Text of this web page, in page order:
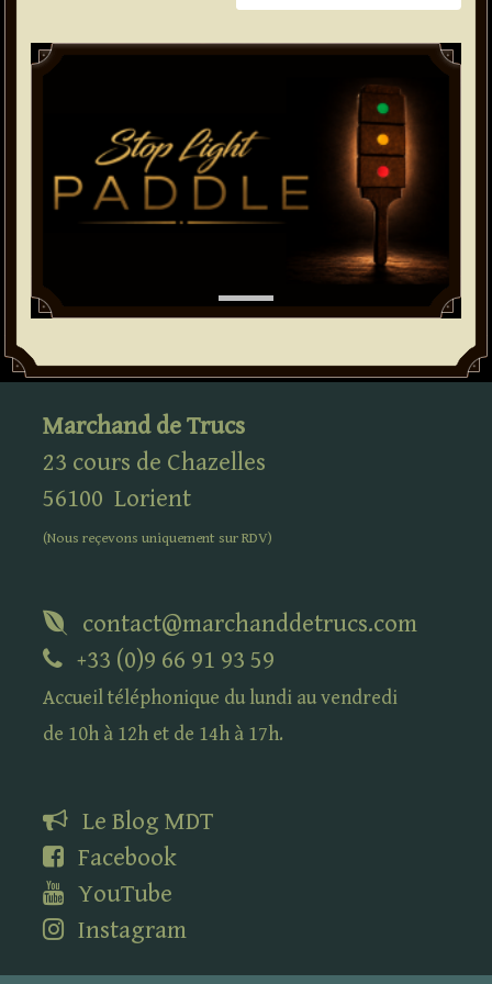
Paddle
Marchand de Trucs
23 cours de Chazelles
56100 Lorient
(Nous reçevons uniquement surRDV)
contact@marchanddetrucs.com
+33 (0)9 66 91 93 59
Accueil téléphonique du lundi au vendredi
de 10h à 12h et de 14h à 17h.
Le Blog MDT
Facebook
YouTube
Instagram